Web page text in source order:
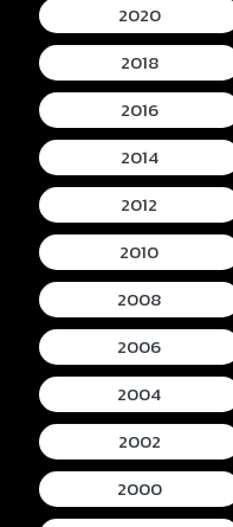
2020
2018
2016
2014
2012
2010
2008
2006
2004
2002
2000